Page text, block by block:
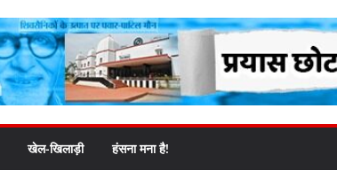
खेल-खिलाड़ी हंसना मना है!